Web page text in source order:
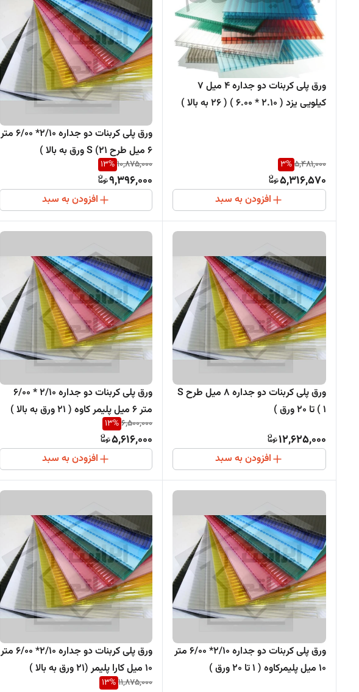
ورق پلی کربنات دو جداره 4 میل 7
کیلویی یزد ( 2.10 * 6.00 ) ( 26 به بالا )
5,481,000
3%
5,316,570
افزودن به سبد
ورق پلی کربنات دو جداره 2/10* 6/00 متر
6 میل طرح S (21 ورق به بالا )
10,875,000
13%
9,396,000
افزودن به سبد
ورق پلی کربنات دو جداره 8 میل طرح S
( 1 تا 20 ورق )
12,625,000
افزودن به سبد
ورق پلی کربنات دو جداره 2/10 * 6/00
متر 6 میل پلیمر کاوه ( 21 ورق به بالا )
6,500,000
13%
5,616,000
افزودن به سبد
ورق پلی کربنات دو جداره 2/10* 6/00 متر
10 میل پلیمرکاوه ( 1 تا 20 ورق )
ورق پلی کربنات دو جداره 2/10* 6/00 متر
10 میل کارا پلیمر (21 ورق به بالا )
11,875,000
13%